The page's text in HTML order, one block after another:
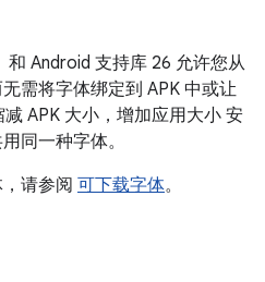
Android 支持库 26 允许您从
需将字体绑定到 APK 中或让
APK 大小，增加应用大小 安
同一种字体。
请参阅 可下载字体。